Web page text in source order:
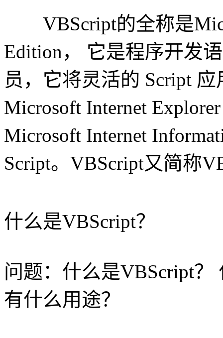
VBScript的全称是
Edition， 它是程序开发
员，它将灵活的 Script
Microsoft Internet
Microsoft Internet
Script。VBScript又简称
什么是VBScript？
问题：什么是VBScript？
有什么用途？